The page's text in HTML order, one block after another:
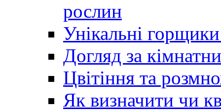
рослин
Унікальні горщики
Догляд за
Цвітіння та
Як визначити чи